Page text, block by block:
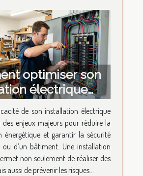
optimiser son
électrique
efficacité
?
de son installation électrique
des enjeux majeurs pour réduire la
énergétique et garantir la sécurité
ou d’un bâtiment. Une installation
non seulement de réaliser des
aussi de prévenir les risques...